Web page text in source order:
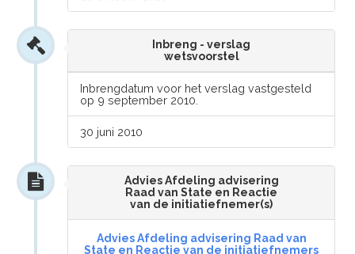
Inbreng - verslag
wetsvoorstel
Inbrengdatum voor het verslag vastgesteld
op 9 september 2010.
30 juni 2010
Advies Afdeling advisering
Raad van State en Reactie
van de initiatiefnemer(s)
Advies Afdeling advisering Raad van
State en Reactie van de initiatiefnemers